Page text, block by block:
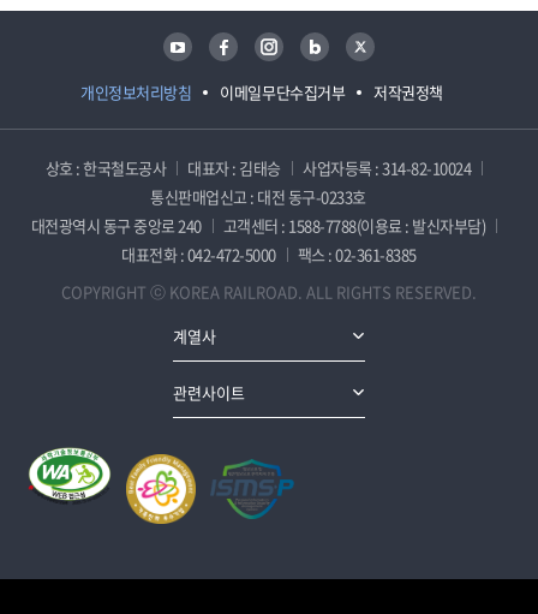
개인정보처리방침 이메일무단수집거부 저작권정책
유튜브 페이스북 인스타그램 블로그 트위터
상호 : 한국철도공사 대표자 : 김태승
사업자등록 : 314-82-10024
통신판매업신고 : 대전 동구-0233호
대전광역시 동구 중앙로 240
고객센터 : 1588-7788(이용료 : 발신자부담)
대표전화 : 042-472-5000
팩스 : 02-361-8385
COPYRIGHT ⓒ KOREA RAILROAD. ALL RIGHTS RESERVED.
계열사
관련사이트